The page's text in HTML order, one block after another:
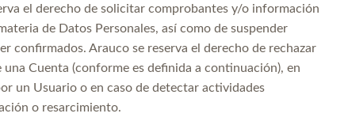
el derecho de solicitar comprobantes y/o información
de Datos Personales, así como de suspender
confirmados. Arauco se reserva el derecho de rechazar
Cuenta (conforme es definida a continuación), en
un Usuario o en caso de detectar actividades
o resarcimiento.